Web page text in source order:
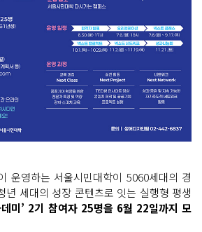
운영하는 서울시민대학이 5060세대의 경
년 세대의 성장 콘텐츠로 잇는 실행형 평생
데미’ 2기 참여자 25명을 6월 22일까지 모